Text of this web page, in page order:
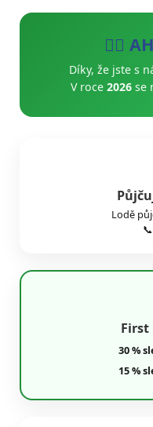
🚣‍♂️
Díky, že jste s
V roce 2026 se
Lodě
📞
First
30 %
15 %